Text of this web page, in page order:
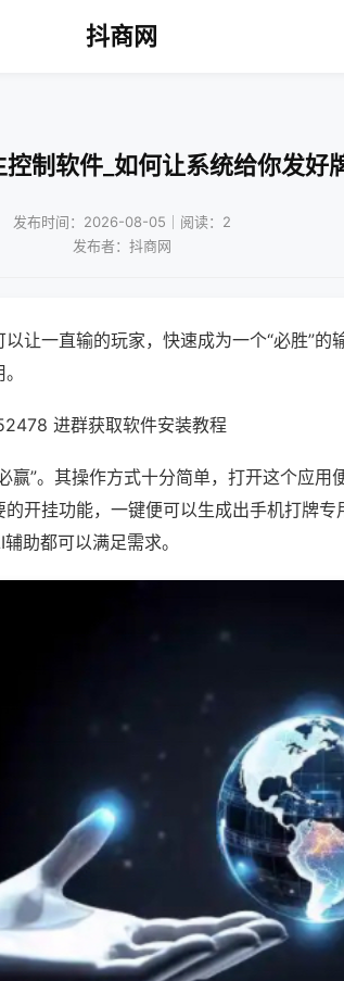
抖商网
制软件_如何让系统给你发好
发布时间：2026-08-05｜阅读：2
发布者：抖商网
让一直输的玩家，快速成为一个“必胜”的
进群获取软件安装教程
赢”。其操作方式十分简单，打开这个应用
开挂功能，一键便可以生成出手机打牌专
助都可以满足需求。